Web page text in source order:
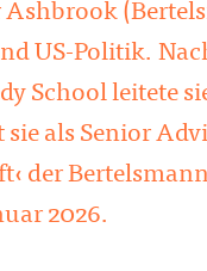
Ashbrook
US-Politik.
School leitete
als Senior
der
2026.